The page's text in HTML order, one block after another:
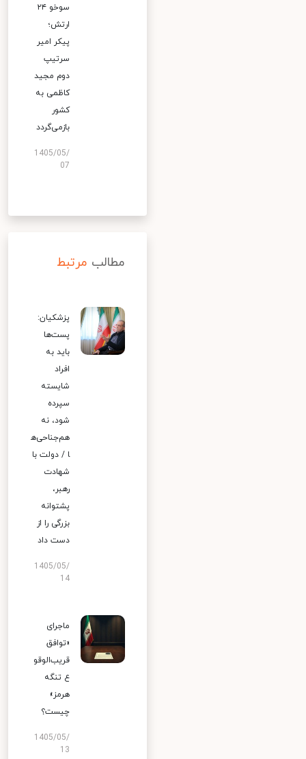
سوخو ۲۴
ارتش؛
پیکر امیر
سرتیپ
دوم مجید
کاظمی به
کشور
بازمی‌گردد
1405/05/
07
مطالب مرتبط
پزشکیان:
پست‌ها
باید به
افراد
شایسته
سپرده
شود، نه
هم‌جناحی‌ه
ا / دولت با
شهادت
رهبر،
پشتوانه
بزرگی را از
دست داد
1405/05/
14
ماجرای
«توافق
قریب‌الوقو
ع تنگه
هرمز»
چیست؟
1405/05/
13